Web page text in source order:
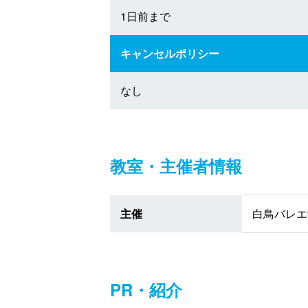
1日前まで
キャンセルポリシー
なし
教室・主催者情報
主催 白鳥バレ
PR・紹介